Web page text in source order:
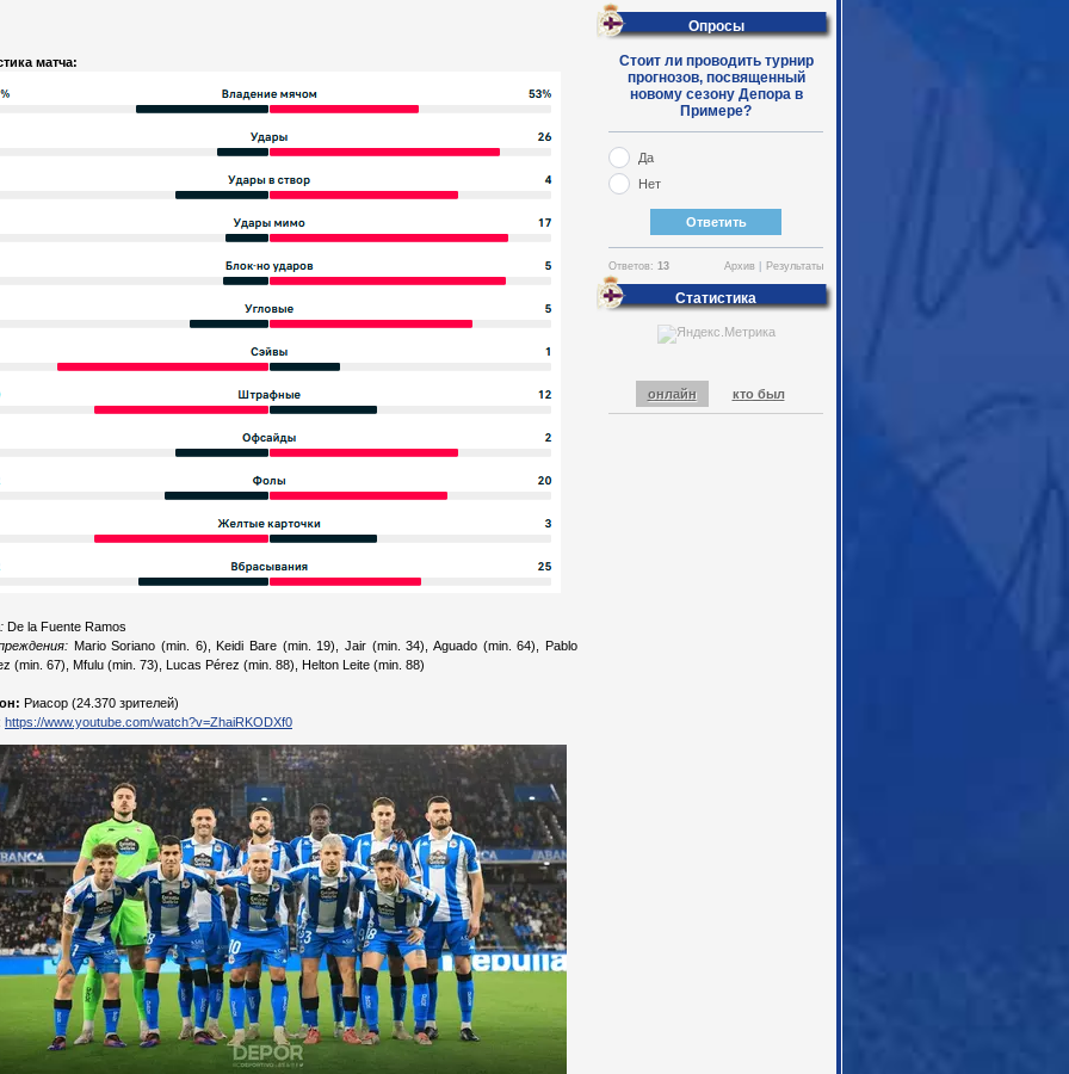
матча:
: De la Fuente Ramos
Mario Soriano (min. 6), Keidi Bare (min. 19), Jair (min. 34), Aguado (min. 64), Pablo
(min. 67), Mfulu (min. 73), Lucas Pérez (min. 88), Helton Leite (min. 88)
Риасор (24.370 зрителей)
https://www.youtube.com/watch?v=ZhaiRKODXf0
Опросы
Стоит ли проводить турнир
прогнозов, посвященный
новому сезону Депора в
Примере?
Да
Нет
Ответов: 13 Результаты
Архив
Статистика
онлайн кто был